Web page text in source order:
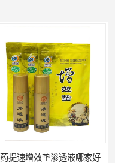
兰州中药提速脉冲治疗仪